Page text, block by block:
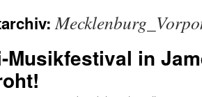
Musikfestival in